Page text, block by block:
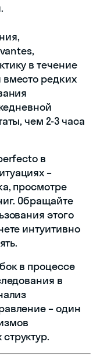
в течение
редких
чем 2-3 часа
в
–
просмотре
Обращайте
этого
интуитивно
в процессе
в
– один